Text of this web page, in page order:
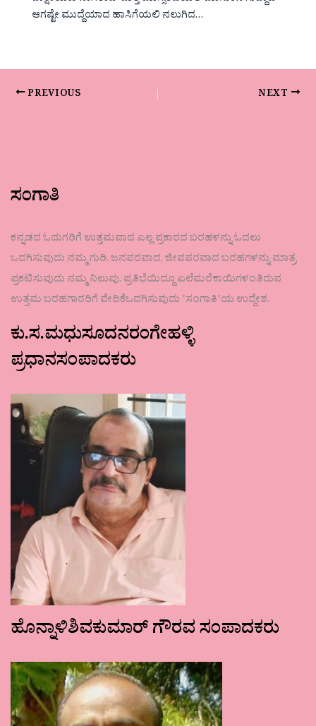
ಆಗಷ್ಟೇ ಮುದ್ದೆಯಾದ ಹಾಸಿಗೆಯಲಿ ನಲುಗಿದ…
PREVIOUS NEXT
ಸಂಗಾತಿ
ಕನ್ನಡದ ಓದುಗರಿಗೆ ಉತ್ತಮವಾದ ಎಲ್ಲ ಪ್ರಕಾರದ ಬರಹಳನ್ನು ಓದಲು
ಒದಗಿಸುವುದು ನಮ್ಮ ಗುರಿ. ಜನಪರವಾದ, ಜೀವಪರವಾದ ಬರಹಗಳನ್ನು ಮಾತ್ರ
ಪ್ರಕಟಿಸುವುದು ನಮ್ಮ ನಿಲುವು. ಪ್ರತಿಭೆಯಿದ್ದೂ ಎಲೆಮರೆಕಾಯಿಗಳಂತಿರುವ
ಉತ್ತಮ ಬರಹಗಾರರಿಗೆ ವೇದಿಕೆಒದಗಿಸುವುದು ʼಸಂಗಾತಿʼಯ ಉದ್ದೇಶ.
ಕು.ಸ.ಮಧುಸೂದನರಂಗೇಹಳ್ಳಿ
ಪ್ರಧಾನಸಂಪಾದಕರು
ಹೊನ್ನಾಳಿಶಿವಕುಮಾರ್ ಗೌರವ ಸಂಪಾದಕರು